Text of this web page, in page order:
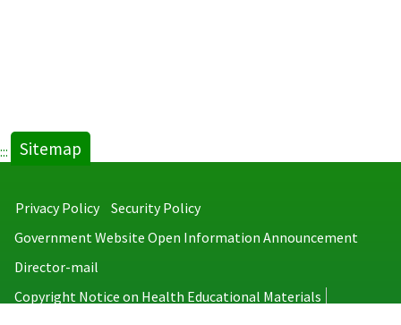
::: Sitemap
Privacy Policy
Security Policy
Government Website Open Information Announcement
Director-mail
Copyright Notice on Health Educational Materials